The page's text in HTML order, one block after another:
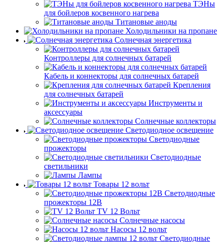
ТЭНы
для бойлеров косвенного нагрева
Титановые аноды
Холодильники на пропане
Солнечная энергетика
Контроллеры для солнечных батарей
Кабель и коннекторы для солнечных батарей
Крепления
для солнечных батарей
Инструменты и
аксессуары
Солнечные коллекторы
Светодиодное освещение
Светодиодные
прожекторы
Светодиодные
светильники
Лампы
Товары 12 вольт
Светодиодные
прожекторы 12В
TV 12 Вольт
Солнечные насосы
Насосы 12 вольт
Светодиодные